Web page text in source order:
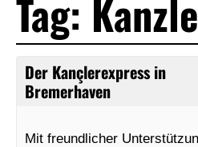
Tag:
Der Kançlerexpress in
Bremerhaven
Mit freundlicher